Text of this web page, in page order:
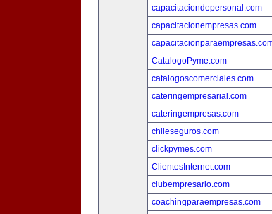
capacitaciondepersonal.com
capacitacionempresas.com
CatalogoPyme.com
catalogoscomerciales.com
cateringempresarial.com
cateringempresas.com
chileseguros.com
clickpymes.com
ClientesInternet.com
clubempresario.com
coachingparaempresas.com